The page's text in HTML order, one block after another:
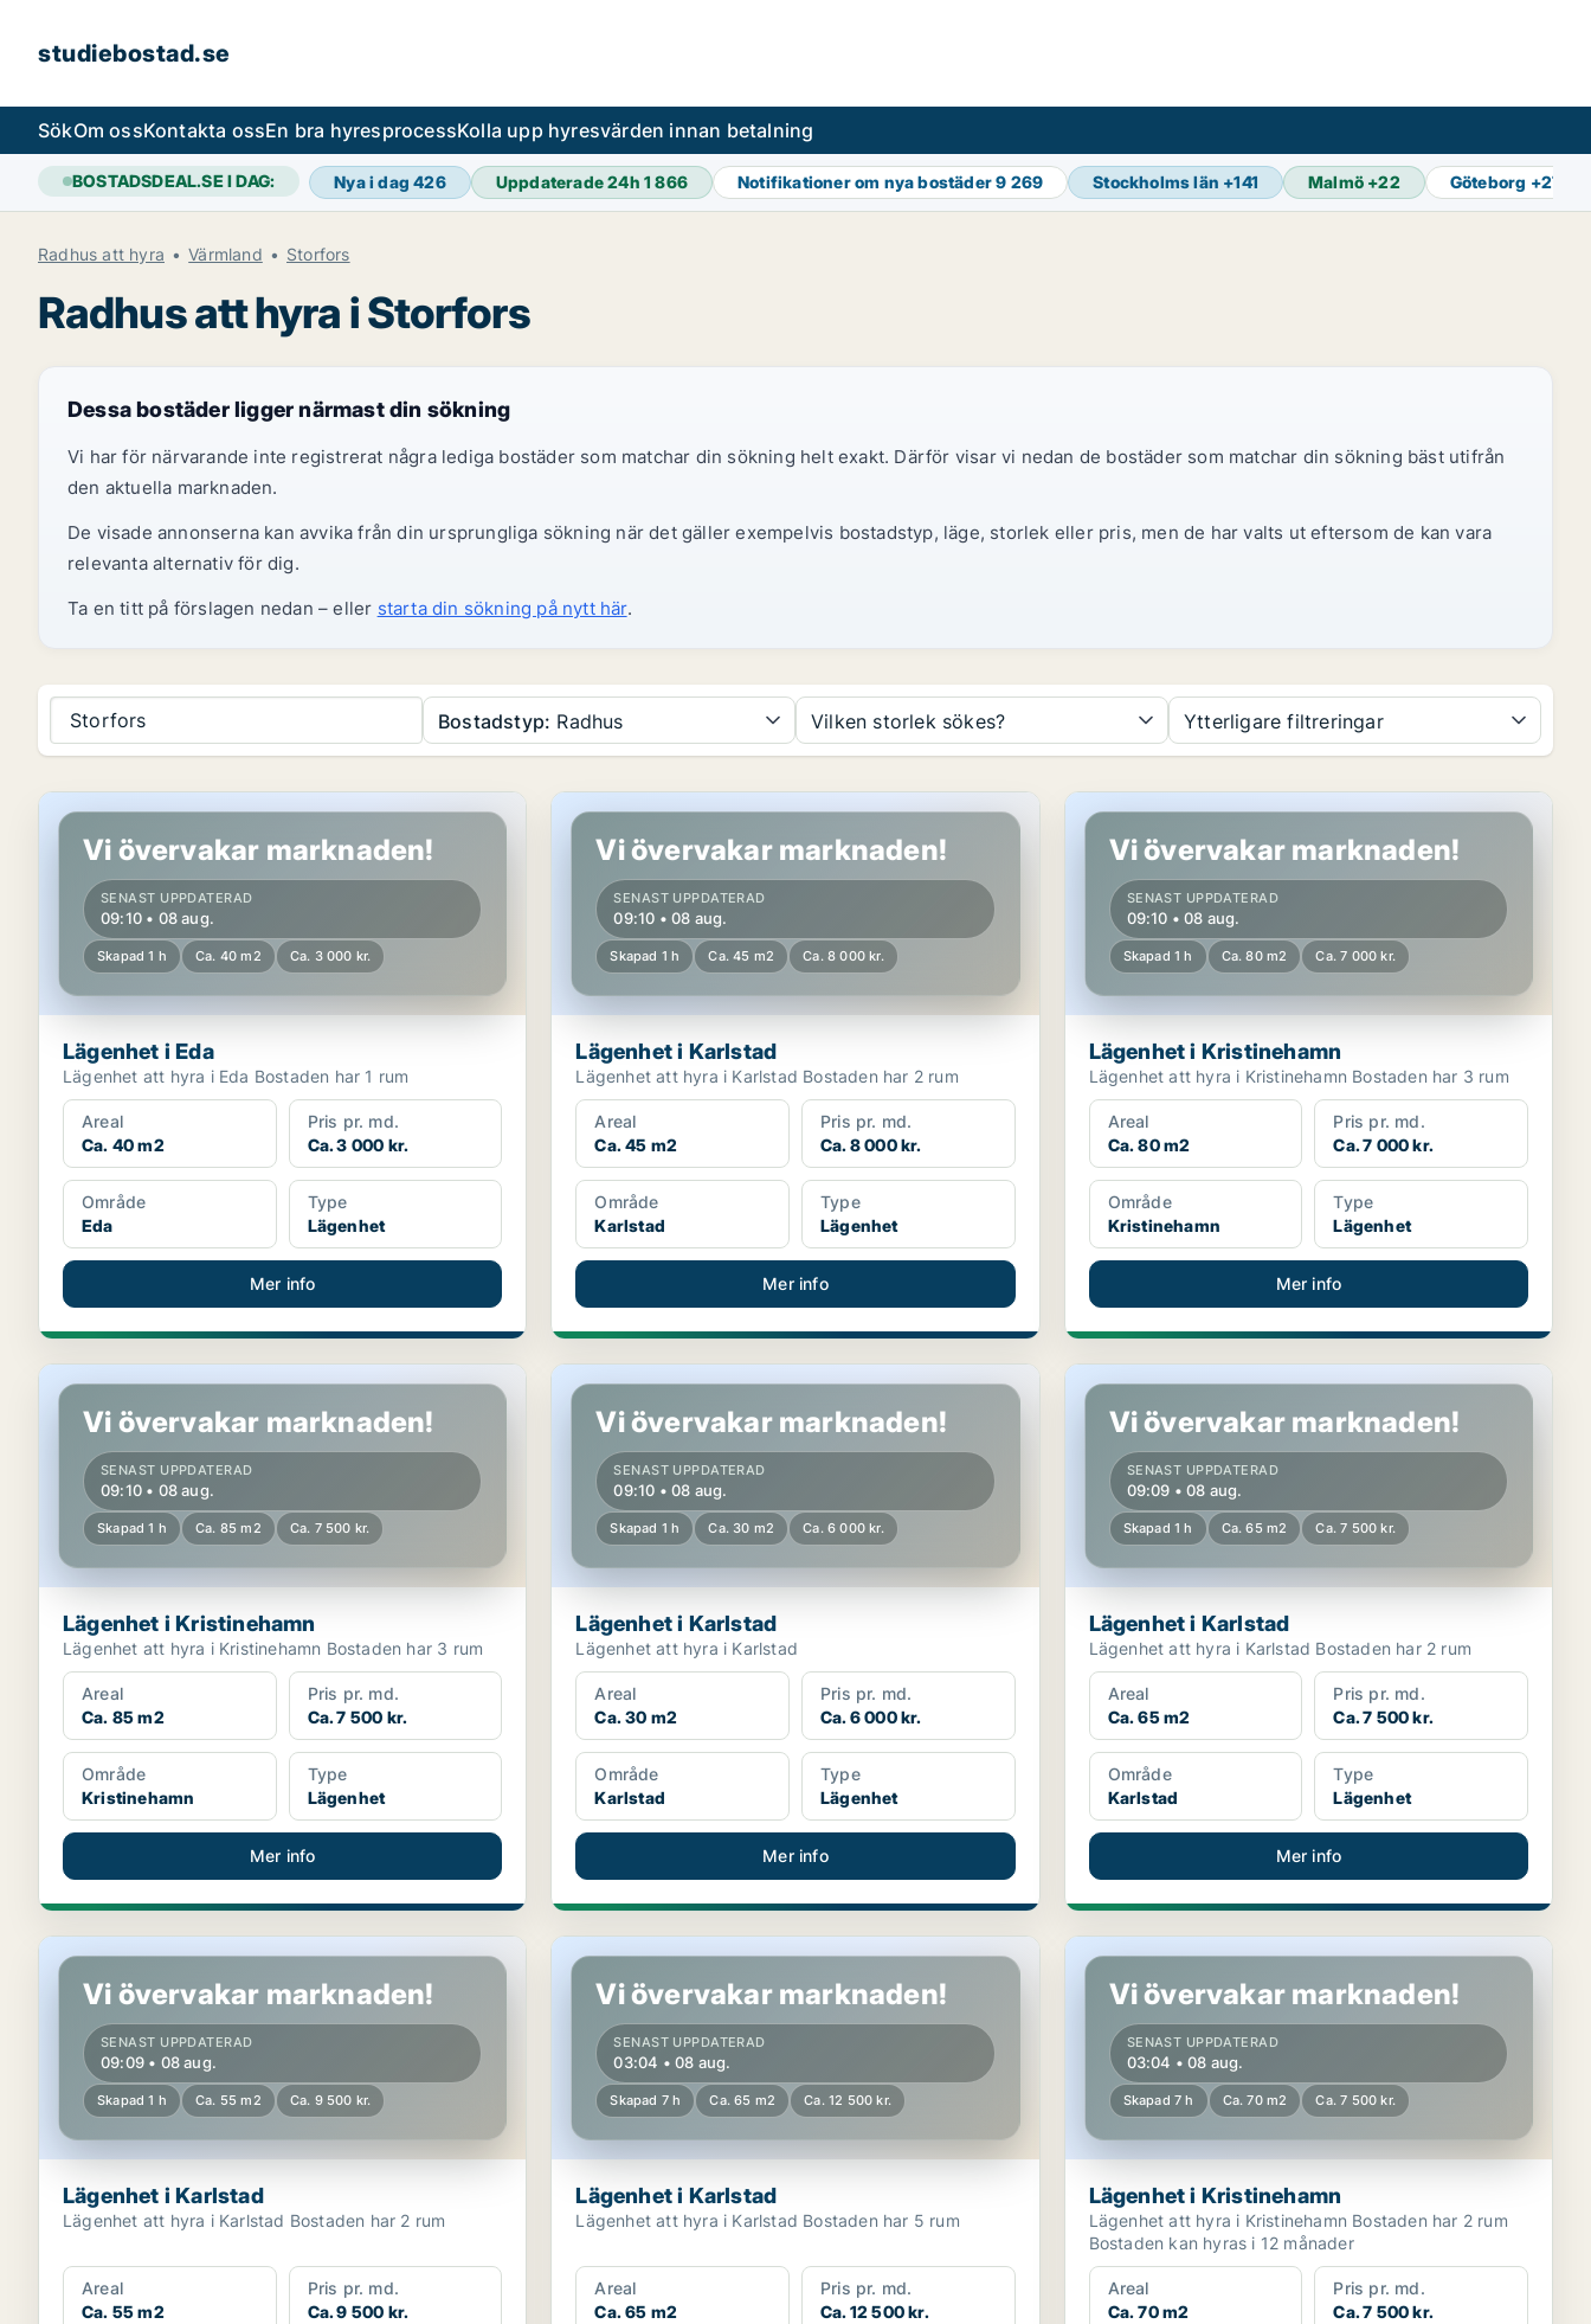
studiebostad.se
SökOm ossKontakta ossEn bra hyresprocessKolla upp hyresvärden innan betalning
BOSTADSDEAL.SE I DAG: Nya i dag426 Uppdaterade 24h1 866 Notifikationer om nya bostäder9 269 Stockholms län +141 Malmö +22 Göteborg +27
Radhus att hyra Värmland Storfors
Radhus att hyra i Storfors
Dessa bostäder ligger närmast din sökning
Vi har för närvarande inte registrerat några lediga bostäder som matchar din sökning helt exakt. Därför visar vi nedan de bostäder som matchar din sökning bäst utifrån
den aktuella marknaden.
De visade annonserna kan avvika från din ursprungliga sökning när det gäller exempelvis bostadstyp, läge, storlek eller pris, men de har valts ut eftersom de kan vara
relevanta alternativ för dig.
Ta en titt på förslagen nedan – eller starta din sökning på nytt här.
Storfors Bostadstyp: Radhus Vilken storlek sökes? Ytterligare filtreringar
Lägenhet i Eda
Vi övervakar marknaden!
SENAST UPPDATERAD
09:10 • 08 aug.
Skapad 1 h Ca. 40 m2 Ca. 3 000 kr.
Lägenhet i Eda
Lägenhet att hyra i Eda Bostaden har 1 rum
Areal
Ca. 40 m2
Pris pr. md.
Ca. 3 000 kr.
Område
Eda
Type
Lägenhet
Mer info
Lägenhet i Karlstad
Vi övervakar marknaden!
SENAST UPPDATERAD
09:10 • 08 aug.
Skapad 1 h Ca. 45 m2 Ca. 8 000 kr.
Lägenhet i Karlstad
Lägenhet att hyra i Karlstad Bostaden har 2 rum
Areal
Ca. 45 m2
Pris pr. md.
Ca. 8 000 kr.
Område
Karlstad
Type
Lägenhet
Mer info
Lägenhet i Kristinehamn
Vi övervakar marknaden!
SENAST UPPDATERAD
09:10 • 08 aug.
Skapad 1 h Ca. 80 m2 Ca. 7 000 kr.
Lägenhet i Kristinehamn
Lägenhet att hyra i Kristinehamn Bostaden har 3 rum
Areal
Ca. 80 m2
Pris pr. md.
Ca. 7 000 kr.
Område
Kristinehamn
Type
Lägenhet
Mer info
Lägenhet i Kristinehamn
Vi övervakar marknaden!
SENAST UPPDATERAD
09:10 • 08 aug.
Skapad 1 h Ca. 85 m2 Ca. 7 500 kr.
Lägenhet i Kristinehamn
Lägenhet att hyra i Kristinehamn Bostaden har 3 rum
Areal
Ca. 85 m2
Pris pr. md.
Ca. 7 500 kr.
Område
Kristinehamn
Type
Lägenhet
Mer info
Lägenhet i Karlstad
Vi övervakar marknaden!
SENAST UPPDATERAD
09:10 • 08 aug.
Skapad 1 h Ca. 30 m2 Ca. 6 000 kr.
Lägenhet i Karlstad
Lägenhet att hyra i Karlstad
Areal
Ca. 30 m2
Pris pr. md.
Ca. 6 000 kr.
Område
Karlstad
Type
Lägenhet
Mer info
Lägenhet i Karlstad
Vi övervakar marknaden!
SENAST UPPDATERAD
09:09 • 08 aug.
Skapad 1 h Ca. 65 m2 Ca. 7 500 kr.
Lägenhet i Karlstad
Lägenhet att hyra i Karlstad Bostaden har 2 rum
Areal
Ca. 65 m2
Pris pr. md.
Ca. 7 500 kr.
Område
Karlstad
Type
Lägenhet
Mer info
Lägenhet i Karlstad
Vi övervakar marknaden!
SENAST UPPDATERAD
09:09 • 08 aug.
Skapad 1 h Ca. 55 m2 Ca. 9 500 kr.
Lägenhet i Karlstad
Lägenhet att hyra i Karlstad Bostaden har 2 rum
Areal
Ca. 55 m2
Pris pr. md.
Ca. 9 500 kr.
Lägenhet i Karlstad
Vi övervakar marknaden!
SENAST UPPDATERAD
03:04 • 08 aug.
Skapad 7 h Ca. 65 m2 Ca. 12 500 kr.
Lägenhet i Karlstad
Lägenhet att hyra i Karlstad Bostaden har 5 rum
Areal
Ca. 65 m2
Pris pr. md.
Ca. 12 500 kr.
Lägenhet i Kristinehamn
Vi övervakar marknaden!
SENAST UPPDATERAD
03:04 • 08 aug.
Skapad 7 h Ca. 70 m2 Ca. 7 500 kr.
Lägenhet i Kristinehamn
Lägenhet att hyra i Kristinehamn Bostaden har 2 rum
Bostaden kan hyras i 12 månader
Areal
Ca. 70 m2
Pris pr. md.
Ca. 7 500 kr.